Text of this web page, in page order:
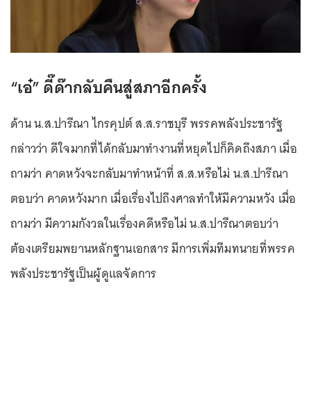
“เอ๋” ดี๊ด๊ากลับคืนสู่สภาอีกครั้ง
ด้าน น.ส.ปารีณา ไกรคุปต์ ส.ส.ราชบุรี พรรคพลังประชารัฐ
กล่าวว่า ดีใจมากที่ได้กลับมาทำงานที่หยุดไปก็คิดถึงสภา เมื่อ
ถามว่า คาดหวังจะกลับมาทำหน้าที่ ส.ส.หรือไม่ น.ส.ปารีณา
ตอบว่า คาดหวังมาก เมื่อเรื่องไปถึงศาลทำให้มีความหวัง เมื่อ
ถามว่า มีความกังวลในเรื่องคดีหรือไม่ น.ส.ปารีณาตอบว่า
ต้องเตรียมพยานหลักฐานเอกสาร มีการเพิ่มทีมทนายที่พรรค
พลังประชารัฐเป็นผู้ดูแลจัดการ